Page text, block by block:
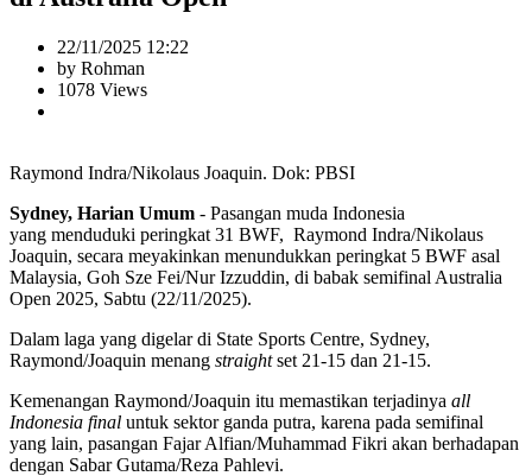
22/11/2025 12:22
by Rohman
1078 Views
Raymond Indra/Nikolaus Joaquin. Dok: PBSI
Sydney, Harian Umum - Pasangan muda Indonesia
yang menduduki peringkat 31 BWF, Raymond Indra/Nikolaus
Joaquin, secara meyakinkan menundukkan peringkat 5 BWF asal
Malaysia, Goh Sze Fei/Nur Izzuddin, di babak semifinal Australia
Open 2025, Sabtu (22/11/2025).
Dalam laga yang digelar di State Sports Centre, Sydney,
Raymond/Joaquin menang straightset 21-15 dan 21-15.
Kemenangan Raymond/Joaquin itu memastikan terjadinya all
Indonesia final untuk sektor ganda putra, karena pada semifinal
yang lain, pasangan Fajar Alfian/Muhammad Fikri akan berhadapan
dengan Sabar Gutama/Reza Pahlevi.